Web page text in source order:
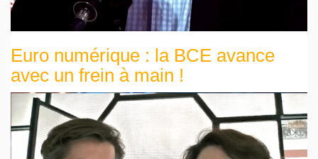
Euro numérique : la BCE avance
avec un frein à main !